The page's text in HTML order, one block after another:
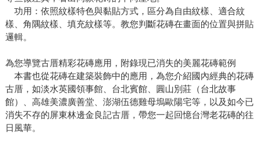
功用：依照紋樣特色與黏貼方式，區分為自由紋樣、適合紋
樣、角隅紋樣、填充紋樣等。教您判斷花磚在畫面的位置與拼貼
邏輯。
為您導覽古厝精彩花磚應用，附錄現已消失的美麗花磚範例
本書也從花磚在建築裝飾中的應用，為您介紹國內經典的花磚
古厝，如淡水英國領事館、台北賓館、圓山別莊（台北故事
館）、高雄美濃廣善堂、澎湖伍德雞母塢歐陽宅等，以及如今已
消失不存的屏東林邊金良記古厝，帶您一起回憶台灣老花磚的往
日風華。